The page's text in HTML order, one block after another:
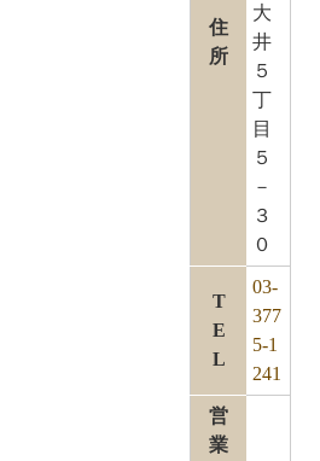
住
所
大
井
５
丁
目
５
－
３
０
T
E
L
03-
377
5-1
241
営
業